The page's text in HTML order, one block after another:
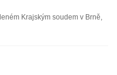
Krajským soudem v Brně,